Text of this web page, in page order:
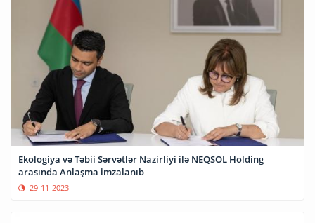
Ekologiya və Təbii Sərvətlər Nazirliyi ilə NEQSOL Holding
arasında Anlaşma imzalanıb
29-11-2023